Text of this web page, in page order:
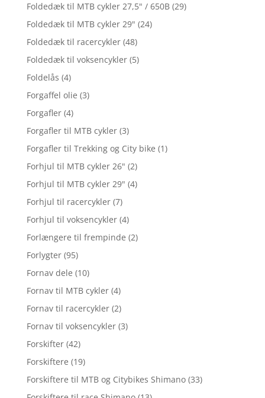
Foldedæk til MTB cykler 27,5" / 650B (29)
Foldedæk til MTB cykler 29" (24)
Foldedæk til racercykler (48)
Foldedæk til voksencykler (5)
Foldelås (4)
Forgaffel olie (3)
Forgafler (4)
Forgafler til MTB cykler (3)
Forgafler til Trekking og City bike (1)
Forhjul til MTB cykler 26" (2)
Forhjul til MTB cykler 29" (4)
Forhjul til racercykler (7)
Forhjul til voksencykler (4)
Forlængere til frempinde (2)
Forlygter (95)
Fornav dele (10)
Fornav til MTB cykler (4)
Fornav til racercykler (2)
Fornav til voksencykler (3)
Forskifter (42)
Forskiftere (19)
Forskiftere til MTB og Citybikes Shimano (33)